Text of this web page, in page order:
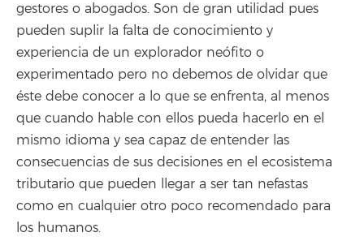
gestores o abogados. Son de gran utilidad pues
pueden suplir la falta de conocimiento y
experiencia de un explorador neófito o
experimentado pero no debemos de olvidar que
éste debe conocer a lo que se enfrenta, al menos
que cuando hable con ellos pueda hacerlo en el
mismo idioma y sea capaz de entender las
consecuencias de sus decisiones en el ecosistema
tributario que pueden llegar a ser tan nefastas
como en cualquier otro poco recomendado para
los humanos.